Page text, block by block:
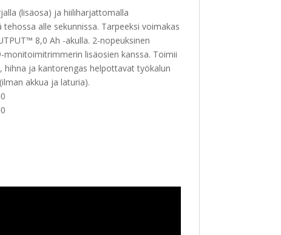
(lisäosa) ja hiiliharjattomalla
tehossa alle sekunnissa. Tarpeeksi voimakas
8,0 Ah -akulla. 2-nopeuksinen
monitoimitrimmerin lisäosien kanssa. Toimii
hihna ja kantorengas helpottavat työkalun
akkua ja laturia).